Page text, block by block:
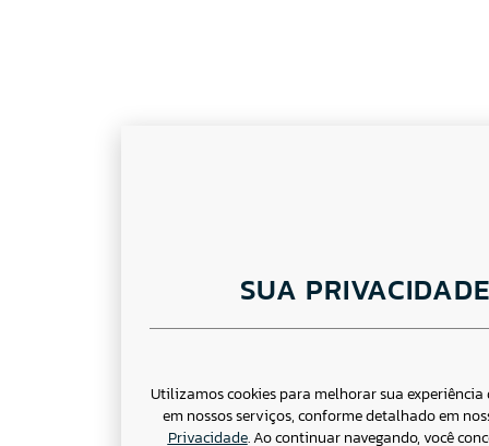
SUA PRIVACIDADE
Utilizamos cookies para melhorar sua experiência
em nossos serviços, conforme detalhado em
Privacidade. Ao continuar navegando, você